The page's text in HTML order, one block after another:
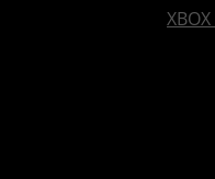
XBOX